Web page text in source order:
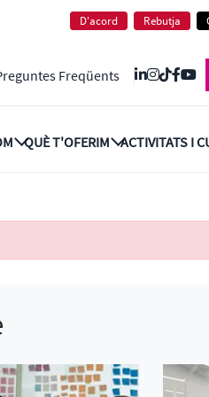
D'acord Rebutja
Freqüents
QUÈ T'OFERIM ACTIVITATS I